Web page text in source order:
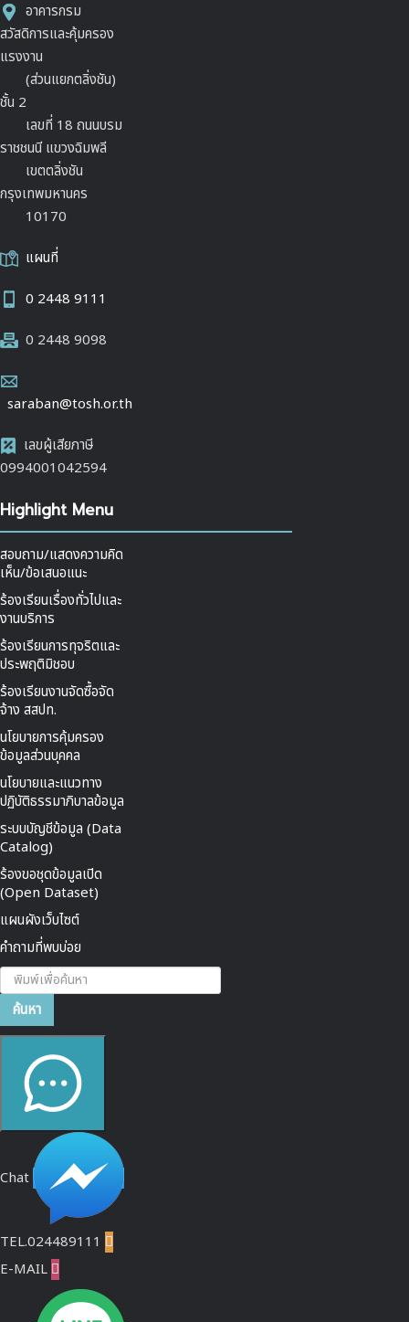
อาคารกรม
สวัสดิการและคุ้มครอง
แรงงาน
(ส่วนแยกตลิ่งชัน)
ชั้น 2
เลขที่ 18 ถนนบรม
ราชชนนี แขวงฉิมพลี
เขตตลิ่งชัน
กรุงเทพมหานคร
10170
แผนที่
0 2448 9111
0 2448 9098
saraban@tosh.or.th
เลขผู้เสียภาษี
0994001042594
Highlight Menu
สอบถาม/แสดงความคิด
เห็น/ข้อเสนอแนะ
ร้องเรียนเรื่องทั่วไปและ
งานบริการ
ร้องเรียนการทุจริตและ
ประพฤติมิชอบ
ร้องเรียนงานจัดซื้อจัด
จ้าง สสปท.
นโยบายการคุ้มครอง
ข้อมูลส่วนบุคคล
นโยบายและแนวทาง
ปฏิบัติธรรมาภิบาลข้อมูล
ระบบบัญชีข้อมูล (Data
Catalog)
ร้องขอชุดข้อมูลเปิด
(Open Dataset)
แผนผังเว็บไซต์
คำถามที่พบบ่อย
ค้นหา...
ค้นหา
Chat
TEL.024489111 
E-MAIL 